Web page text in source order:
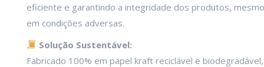
eficiente e garantindo a integridade dos produtos, mesmo
em condições adversas.
Solução Sustentável:
Fabricado 100% em papel kraft reciclável e biodegradável,